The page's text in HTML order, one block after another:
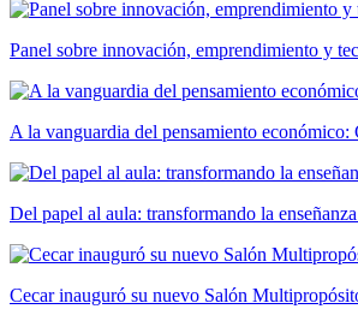
Panel sobre innovación, emprendimiento y
A la vanguardia del pensamiento
Del papel al aula: transformando la
Cecar inauguró su nuevo Salón